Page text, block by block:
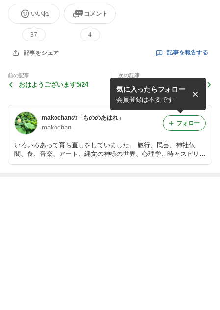
いいね
37
コメント
4
記事をシェア 記事を報告する
前の記事
おはようございます5/24
次の記事
薬では治らないんだよ。
makochanの「もののあはれ」
makochan
いろいろあって育ち直しをしていました。 旅行、民芸、神社仏
閣、食、音楽、アート、縄文の神様の世界、心理学、時々スピリチ
気に入ったらフォロー
会員登録は不要です
フォロー